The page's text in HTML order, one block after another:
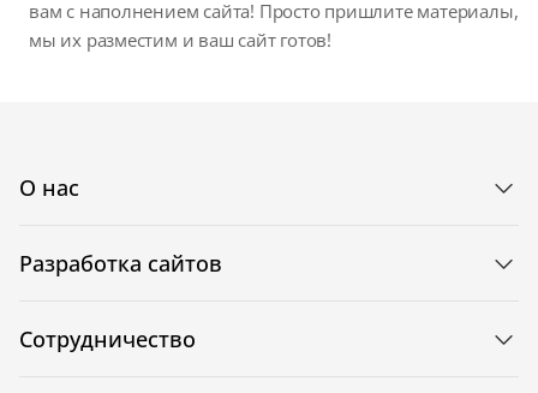
вам с наполнением сайта! Просто пришлите материалы,
мы их разместим и ваш сайт готов!
О нас
Разработка сайтов
Сотрудничество